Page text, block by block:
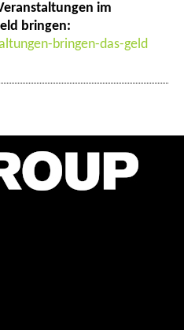
im
bringen:
bringen-das-geld